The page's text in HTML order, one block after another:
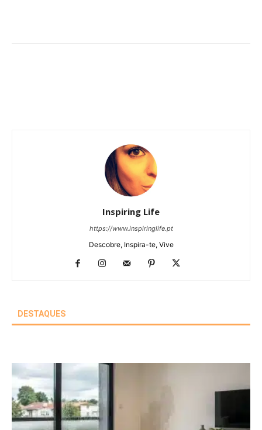
Inspiring Life
https://www.inspiringlife.pt
Descobre, Inspira-te, Vive
DESTAQUES